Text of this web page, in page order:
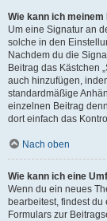
Wie kann ich
Um eine Signatur an
solche in den
Nachdem du die
Beitrag das Kästchen
auch hinzufügen,
standardmäßige
einzelnen Beitrag
dort einfach das
Nach oben
Wie kann ich eine
Wenn du ein neues
bearbeitest, findest du
Formulars zur